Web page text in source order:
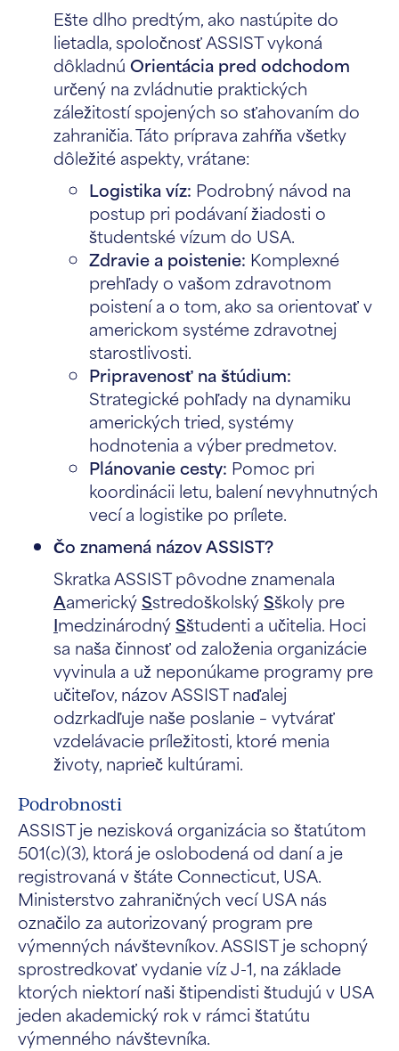
Ešte dlho predtým, ako nastúpite do
lietadla, spoločnosť ASSIST vykoná
dôkladnú Orientácia pred odchodom
určený na zvládnutie praktických
záležitostí spojených so sťahovaním do
zahraničia. Táto príprava zahŕňa všetky
dôležité aspekty, vrátane:
Logistika víz: Podrobný návod na
postup pri podávaní žiadosti o
študentské vízum do USA.
Zdravie a poistenie: Komplexné
prehľady o vašom zdravotnom
poistení a o tom, ako sa orientovať v
americkom systéme zdravotnej
starostlivosti.
Pripravenosť na štúdium:
Strategické pohľady na dynamiku
amerických tried, systémy
hodnotenia a výber predmetov.
Plánovanie cesty: Pomoc pri
koordinácii letu, balení nevyhnutných
vecí a logistike po prílete.
Čo znamená názov ASSIST?
Skratka ASSIST pôvodne znamenala
AamerickýSstredoškolskýSškoly pre
ImedzinárodnýSštudenti a učitelia. Hoci
sa naša činnosť od založenia organizácie
vyvinula a už neponúkame programy pre
učiteľov, názov ASSIST naďalej
odzrkadľuje naše poslanie – vytvárať
vzdelávacie príležitosti, ktoré menia
životy, naprieč kultúrami.
Podrobnosti
ASSIST je nezisková organizácia so štatútom
501(c)(3), ktorá je oslobodená od daní a je
registrovaná v štáte Connecticut, USA.
Ministerstvo zahraničných vecí USA nás
označilo za autorizovaný program pre
výmenných návštevníkov. ASSIST je schopný
sprostredkovať vydanie víz J-1, na základe
ktorých niektorí naši štipendisti študujú v USA
jeden akademický rok v rámci štatútu
výmenného návštevníka.